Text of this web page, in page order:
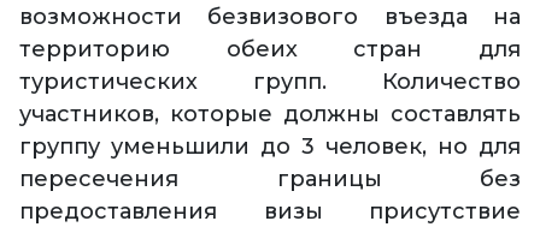
возможности безвизового въезда на
территорию обеих стран для
туристических групп. Количество
участников, которые должны составлять
группу уменьшили до 3 человек, но для
пересечения границы без
предоставления визы присутствие